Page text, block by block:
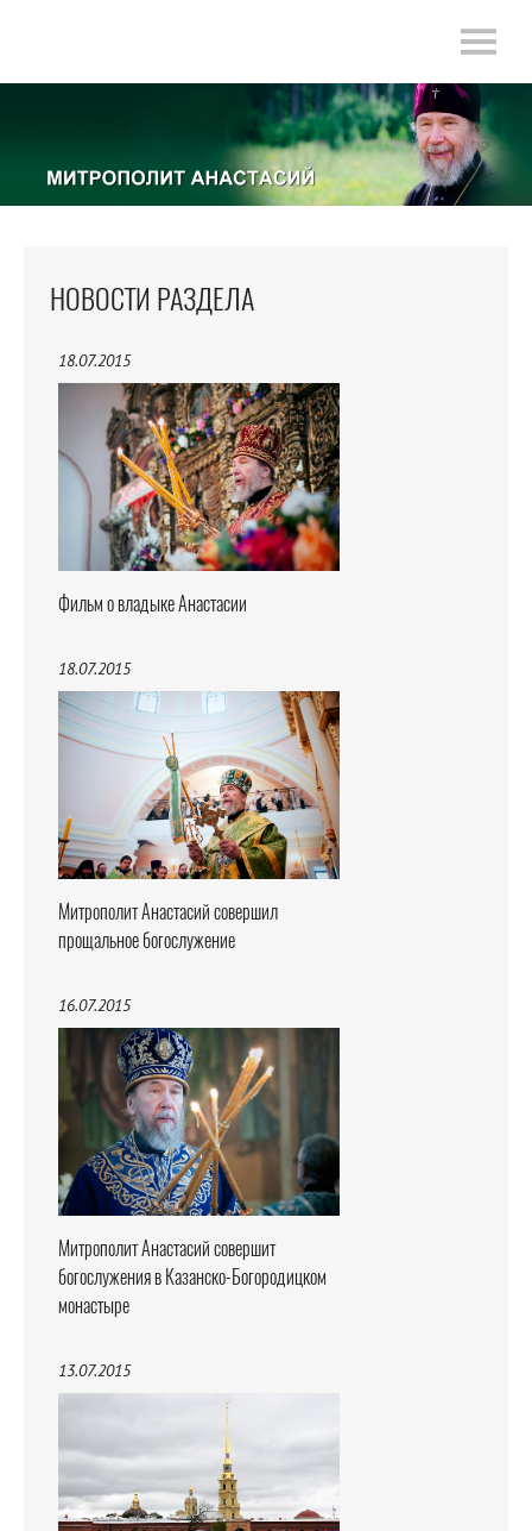
НОВОСТИ РАЗДЕЛА
18.07.2015
Фильм о владыке Анастасии
18.07.2015
Митрополит Анастасий совершил
прощальное богослужение
16.07.2015
Митрополит Анастасий совершит
богослужения в Казанско-Богородицком
монастыре
13.07.2015